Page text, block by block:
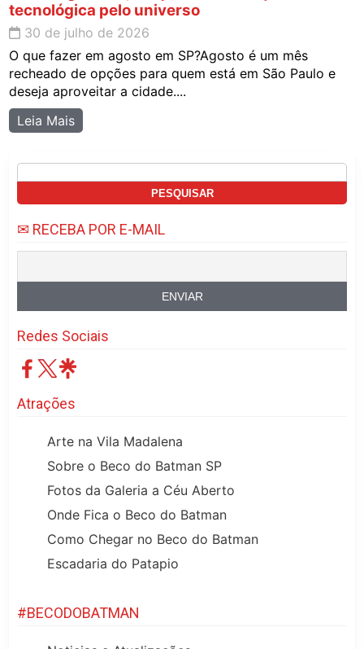
tecnológica pelo universo
30 de julho de 2026
O que fazer em agosto em SP?Agosto é um mês
recheado de opções para quem está em São Paulo e
deseja aproveitar a cidade....
Leia Mais
Pesquisar
por:
✉ RECEBA POR E-MAIL
Redes Sociais
Atrações
Arte na Vila Madalena
Sobre o Beco do Batman SP
Fotos da Galeria a Céu Aberto
Onde Fica o Beco do Batman
Como Chegar no Beco do Batman
Escadaria do Patapio
#BECODOBATMAN